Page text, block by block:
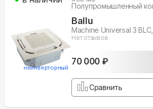
неинверторный
Полупромышленный
Ballu
Machine Universal 3
Нет отзывов
70 000 ₽
Сравнить